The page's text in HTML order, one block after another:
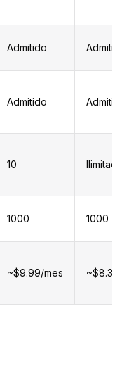
Admitido Admitido
Admitido Admitido
10 Ilimitado
1000 1000
~$9.99/mes ~$8.33/